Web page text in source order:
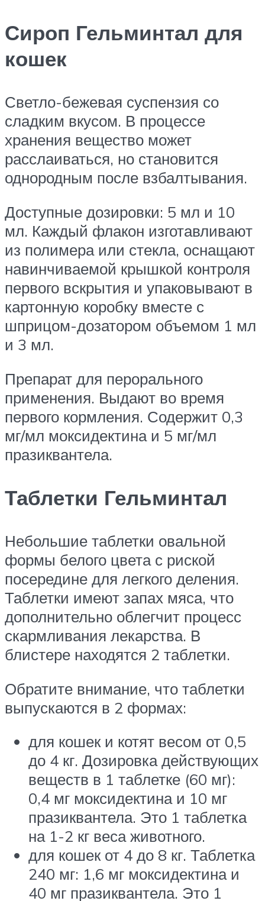
Сироп Гельминтал для
кошек
Светло-бежевая суспензия со
сладким вкусом. В процессе
хранения вещество может
расслаиваться, но становится
однородным после взбалтывания.
Доступные дозировки: 5 мл и 10
мл. Каждый флакон изготавливают
из полимера или стекла, оснащают
навинчиваемой крышкой контроля
первого вскрытия и упаковывают в
картонную коробку вместе с
шприцом-дозатором объемом 1 мл
и 3 мл.
Препарат для перорального
применения. Выдают во время
первого кормления. Содержит 0,3
мг/мл моксидектина и 5 мг/мл
празиквантела.
Таблетки Гельминтал
Небольшие таблетки овальной
формы белого цвета с риской
посередине для легкого деления.
Таблетки имеют запах мяса, что
дополнительно облегчит процесс
скармливания лекарства. В
блистере находятся 2 таблетки.
Обратите внимание, что таблетки
выпускаются в 2 формах:
для кошек и котят весом от 0,5
до 4 кг. Дозировка действующих
веществ в 1 таблетке (60 мг):
0,4 мг моксидектина и 10 мг
празиквантела. Это 1 таблетка
на 1-2 кг веса животного.
для кошек от 4 до 8 кг. Таблетка
240 мг: 1,6 мг моксидектина и
40 мг празиквантела. Это 1